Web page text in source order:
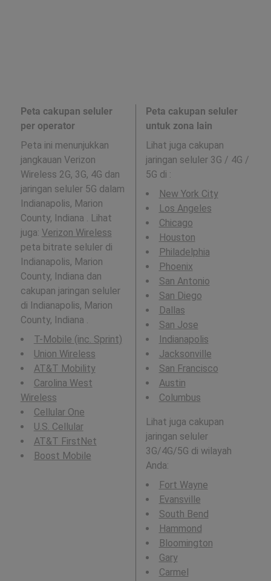
Peta cakupan seluler
per operator
Peta ini menunjukkan
jangkauan Verizon
Wireless 2G, 3G, 4G dan
jaringan seluler 5G dalam
Indianapolis, Marion
County, Indiana . Lihat
juga: Verizon Wireless
peta bitrate seluler di
Indianapolis, Marion
County, Indiana dan
cakupan jaringan seluler
di Indianapolis, Marion
County, Indiana .
T-Mobile (inc. Sprint)
Union Wireless
AT&T Mobility
Carolina West
Wireless
Cellular One
U.S. Cellular
AT&T FirstNet
Boost Mobile
Peta cakupan seluler
untuk zona lain
Lihat juga cakupan
jaringan seluler 3G / 4G /
5G di :
New York City
Los Angeles
Chicago
Houston
Philadelphia
Phoenix
San Antonio
San Diego
Dallas
San Jose
Indianapolis
Jacksonville
San Francisco
Austin
Columbus
Lihat juga cakupan
jaringan seluler
3G/4G/5G di wilayah
Anda:
Fort Wayne
Evansville
South Bend
Hammond
Bloomington
Gary
Carmel